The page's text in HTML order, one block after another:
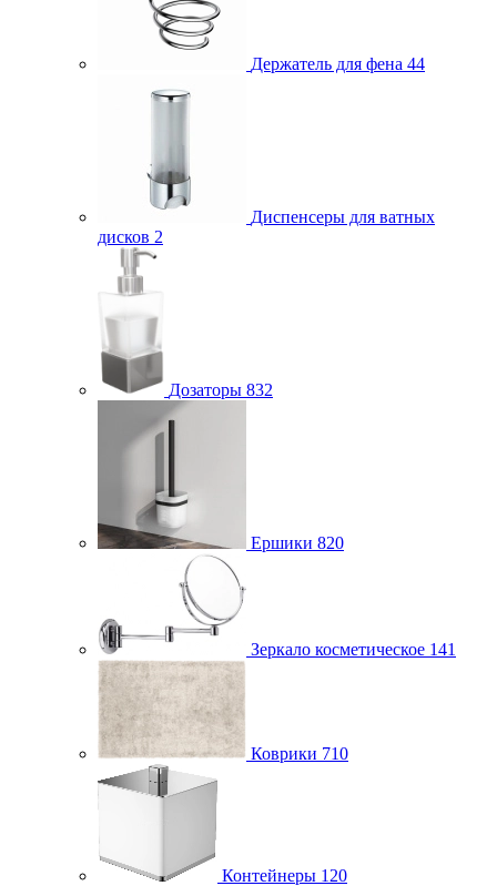
Держатель для фена 44
Диспенсеры для ватных
дисков 2
Дозаторы 832
Ершики 820
Зеркало косметическое 141
Коврики 710
Контейнеры 120